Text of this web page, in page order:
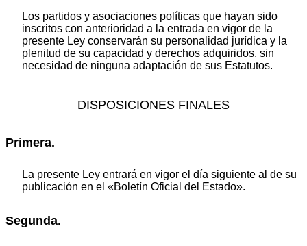
Los partidos y asociaciones políticas que hayan sido
inscritos con anterioridad a la entrada en vigor de la
presente Ley conservarán su personalidad jurídica y la
plenitud de su capacidad y derechos adquiridos, sin
necesidad de ninguna adaptación de sus Estatutos.
DISPOSICIONES FINALES
Primera.
La presente Ley entrará en vigor el día siguiente al de su
publicación en el «Boletín Oficial del Estado».
Segunda.